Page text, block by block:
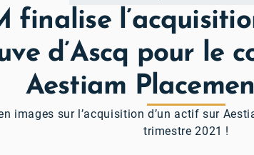
finalise
d’Ascq pour le
Aestiam
images sur l’acquisition d’un actif sur
trimestre 2021 !